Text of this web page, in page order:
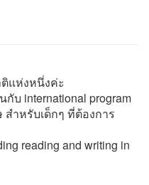
แห่งหนึ่งค่ะ
บ international program
ำหรับเด็กๆ ที่ต้องการ
reading and writing in